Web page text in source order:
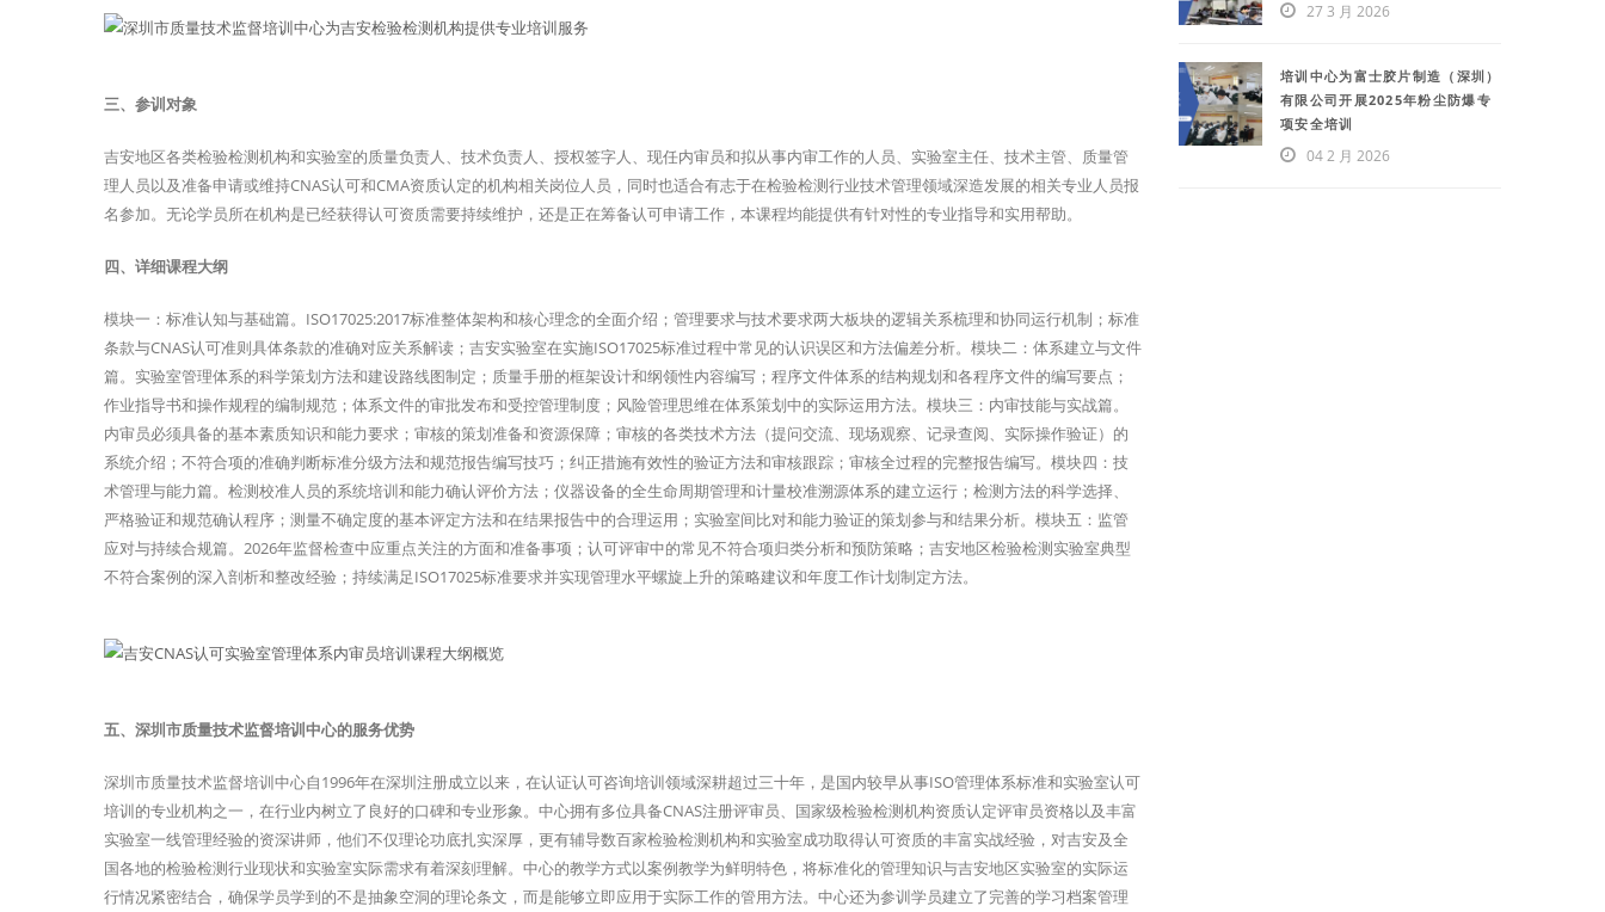
三、参训对象
吉安地区各类检验检测机构和实验室的质量负责人、技术负责人、授权签字人、现任内审员和拟从事内审工作的人员、实验室主任、技术主管、质量管
理人员以及准备申请或维持CNAS认可和CMA资质认定的机构相关岗位人员，同时也适合有志于在检验检测行业技术管理领域深造发展的相关专业人员报
名参加。无论学员所在机构是已经获得认可资质需要持续维护，还是正在筹备认可申请工作，本课程均能提供有针对性的专业指导和实用帮助。
四、详细课程大纲
模块一：标准认知与基础篇。ISO17025:2017标准整体架构和核心理念的全面介绍；管理要求与技术要求两大板块的逻辑关系梳理和协同运行机制；标准
条款与CNAS认可准则具体条款的准确对应关系解读；吉安实验室在实施ISO17025标准过程中常见的认识误区和方法偏差分析。模块二：体系建立与文件
篇。实验室管理体系的科学策划方法和建设路线图制定；质量手册的框架设计和纲领性内容编写；程序文件体系的结构规划和各程序文件的编写要点；
作业指导书和操作规程的编制规范；体系文件的审批发布和受控管理制度；风险管理思维在体系策划中的实际运用方法。模块三：内审技能与实战篇。
内审员必须具备的基本素质知识和能力要求；审核的策划准备和资源保障；审核的各类技术方法（提问交流、现场观察、记录查阅、实际操作验证）的
系统介绍；不符合项的准确判断标准分级方法和规范报告编写技巧；纠正措施有效性的验证方法和审核跟踪；审核全过程的完整报告编写。模块四：技
术管理与能力篇。检测校准人员的系统培训和能力确认评价方法；仪器设备的全生命周期管理和计量校准溯源体系的建立运行；检测方法的科学选择、
严格验证和规范确认程序；测量不确定度的基本评定方法和在结果报告中的合理运用；实验室间比对和能力验证的策划参与和结果分析。模块五：监管
应对与持续合规篇。2026年监督检查中应重点关注的方面和准备事项；认可评审中的常见不符合项归类分析和预防策略；吉安地区检验检测实验室典型
不符合案例的深入剖析和整改经验；持续满足ISO17025标准要求并实现管理水平螺旋上升的策略建议和年度工作计划制定方法。
五、深圳市质量技术监督培训中心的服务优势
深圳市质量技术监督培训中心自1996年在深圳注册成立以来，在认证认可咨询培训领域深耕超过三十年，是国内较早从事ISO管理体系标准和实验室认可
培训的专业机构之一，在行业内树立了良好的口碑和专业形象。中心拥有多位具备CNAS注册评审员、国家级检验检测机构资质认定评审员资格以及丰富
实验室一线管理经验的资深讲师，他们不仅理论功底扎实深厚，更有辅导数百家检验检测机构和实验室成功取得认可资质的丰富实战经验，对吉安及全
国各地的检验检测行业现状和实验室实际需求有着深刻理解。中心的教学方式以案例教学为鲜明特色，将标准化的管理知识与吉安地区实验室的实际运
行情况紧密结合，确保学员学到的不是抽象空洞的理论条文，而是能够立即应用于实际工作的管用方法。中心还为参训学员建立了完善的学习档案管理
27 3 月 2026
培训中心为富士胶片制造（深圳）
有限公司开展2025年粉尘防爆专
项安全培训
04 2 月 2026